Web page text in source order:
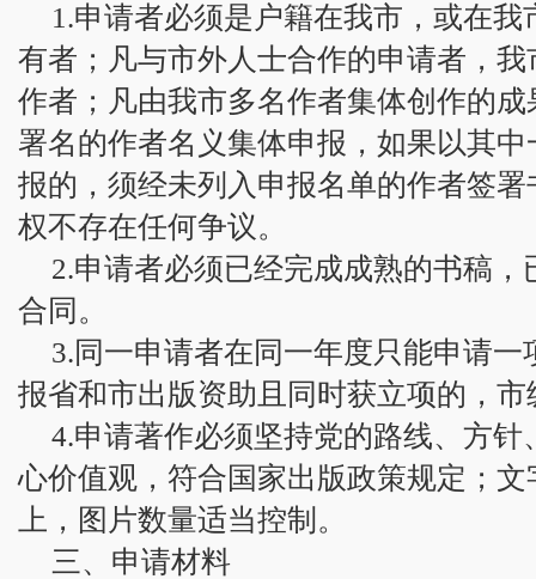
1.申请者必须是户籍在我市，或在
有者；凡与市外人士合作的申请者，
作者；凡由我市多名作者集体创作的
署名的作者名义集体申报，如果以其
报的，须经未列入申报名单的作者签
权不存在任何争议。
2.申请者必须已经完成成熟的书稿
合同。
3.同一申请者在同一年度只能申请
报省和市出版资助且同时获立项的，
4.申请著作必须坚持党的路线、方
心价值观，符合国家出版政策规定；
上，图片数量适当控制。
三、申请材料